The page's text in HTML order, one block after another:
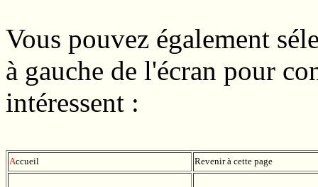
Vous pouvez également
à gauche de l'écran pour
intéressent :
Accueil Revenir à cette page